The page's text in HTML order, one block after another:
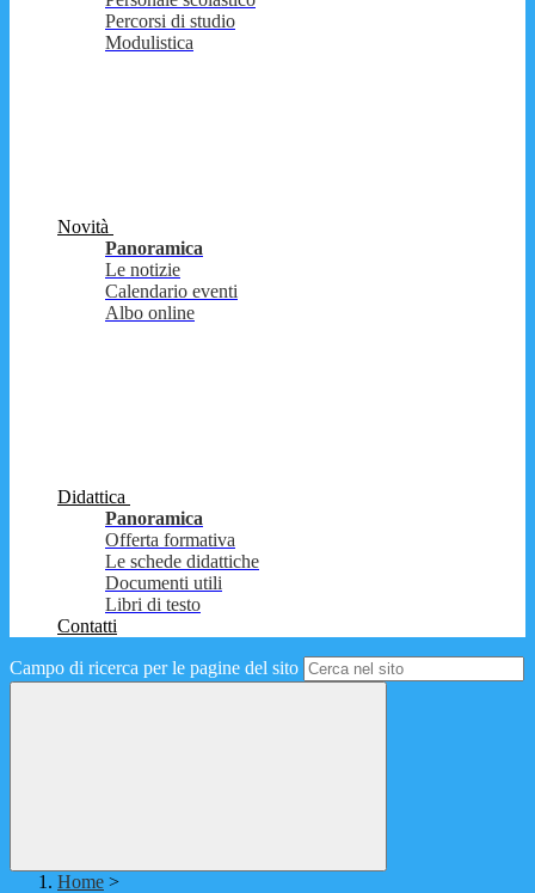
Percorsi di studio
Modulistica
Novità
Panoramica
Le notizie
Calendario eventi
Albo online
Didattica
Panoramica
Offerta formativa
Le schede didattiche
Documenti utili
Libri di testo
Contatti
Campo di ricerca per le pagine del sito
Home >